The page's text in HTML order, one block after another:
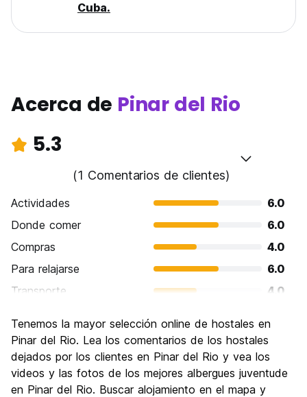
Cuba.
Acerca de Pinar del Rio
5.3
(1 Comentarios de clientes)
Actividades
6.0
Donde comer
6.0
Compras
4.0
Para relajarse
6.0
Transporte
4.0
Cultura
Fiesta
4.0
Calidad Precio
6.0
Tenemos la mayor selección online de hostales en
Pinar del Rio. Lea los comentarios de los hostales
dejados por los clientes en Pinar del Rio y vea los
videos y las fotos de los mejores albergues juventude
en Pinar del Rio. Buscar alojamiento en el mapa y